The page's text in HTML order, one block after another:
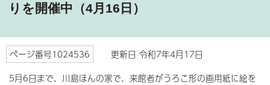
りを開催中（4月16日）
ページ番号1024536
更新日 令和7年4月17日
5月6日まで、川島ほんの家で、来館者がうろこ形の画用紙に絵を